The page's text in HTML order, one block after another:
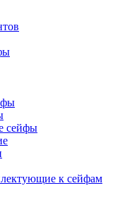
сейфы
к сейфам